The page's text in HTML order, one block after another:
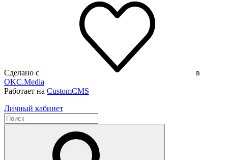
Сделано с
в
OKC.Media
Работает на CustomCMS
Личный кабинет